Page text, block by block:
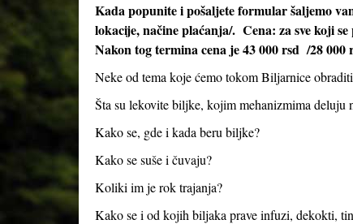
Kada popunite i pošaljete formular šaljemo
lokacije, načine plaćanja/. Cena: za sve koji
Nakon tog termina cena je 43 000 rsd /28
Neke od tema koje ćemo tokom Biljarnice
Šta su lekovite biljke, kojim mehanizmima deluju
Kako se, gde i kada beru biljke?
Kako se suše i čuvaju?
Koliki im je rok trajanja?
Kako se i od kojih biljaka prave infuzi, dekokti,